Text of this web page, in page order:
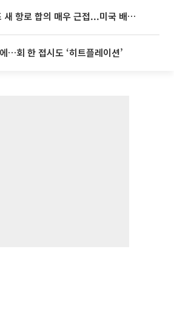
이란 “호르무즈 새 항로 합의 매우 근접...미국 배상 먼저”
…회 한 접시도 ‘히트플레이션’